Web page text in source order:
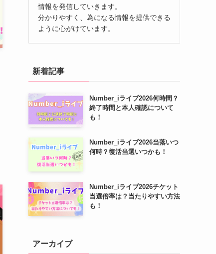
情報を発信していきます。
分かりやすく、為になる情報を提供できる
ように心がけています。
新着記事
Number_iライブ2026何時間？
終了時間と本人確認について
も！
Number_iライブ2026当落いつ
何時？復活当選いつかも！
Number_iライブ2026チケット
当選倍率は？当たりやすい方法
も！
アーカイブ